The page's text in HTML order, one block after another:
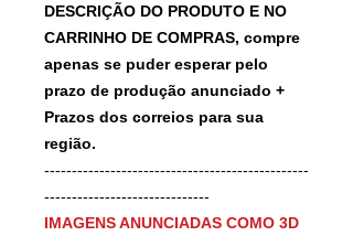
DESCRIÇÃO DO PRODUTO E NO
CARRINHO DE COMPRAS, compre
apenas se puder esperar pelo
prazo de produção anunciado +
Prazos dos correios para sua
região.
------------------------------------------------
------------------------------
IMAGENS ANUNCIADAS COMO 3D